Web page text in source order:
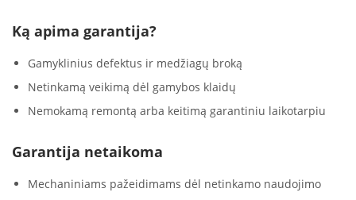
Ką apima garantija?
Gamyklinius defektus ir medžiagų broką
Netinkamą veikimą dėl gamybos klaidų
Nemokamą remontą arba keitimą garantiniu laikotarpiu
Garantija netaikoma
Mechaniniams pažeidimams dėl netinkamo naudojimo